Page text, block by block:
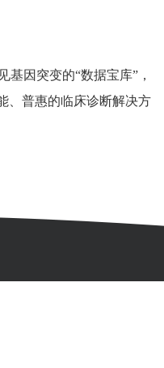
基因突变的“数据宝库” ，
、普惠的临床诊断解决方